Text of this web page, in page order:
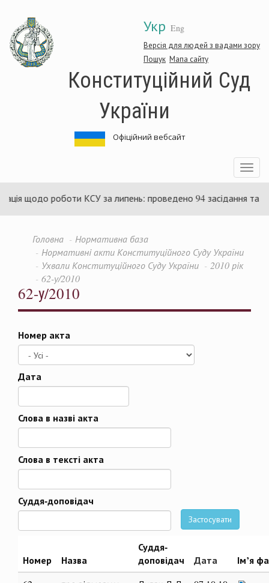
основного
матеріалу
Укр Eng
Версія для людей з вадами зору
Пошук Мапа сайту
Конституційний Суд
України
Офіційний вебсайт
Toggle
щодо роботи КСУ за липень: проведено 94 засідання та
Головна
Нормативна база
Нормативні акти Конституційного Суду України
Ухвали Конституційного Суду України
2010 рік
62-у/2010
62-у/2010
Номер акта
Дата
Дата
Слова в назві акта
Слова в тексті акта
Суддя-доповідач
Застосувати
Номер Назва
Суддя-
доповідач
Дата Ім’я